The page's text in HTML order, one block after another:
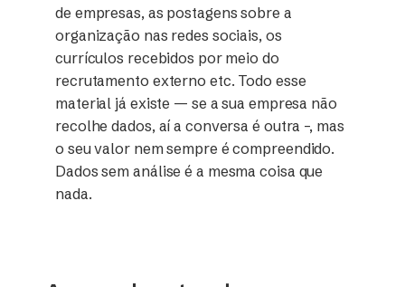
de empresas, as postagens sobre a
organização nas redes sociais, os
currículos recebidos por meio do
recrutamento externo etc. Todo esse
material já existe — se a sua empresa não
recolhe dados, aí a conversa é outra –, mas
o seu valor nem sempre é compreendido.
Dados sem análise é a mesma coisa que
nada.